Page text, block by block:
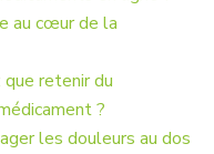
au cœur de la
que retenir du
?
les douleurs au dos